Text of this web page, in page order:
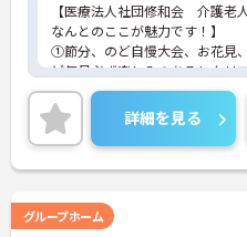
【医療法人社団修和会 介護老
なんとのここが魅力です！】
①節分、のど自慢大会、お花見
ど毎月必ず楽しみのあるレクリ
おり、ご利用者様の療養生活を
ています。②休日が多く、残業
で、自分のペースを保ちなが
0以上の事業所を展開する大手
つです！大きな母体のため福利
詳細を見る
グループホーム